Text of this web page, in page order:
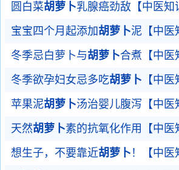
圆白菜胡萝卜乳腺癌劲敌【中医知
宝宝四个月起添加 胡萝卜泥【中医
冬季忌白萝卜与胡萝卜合煮【中医
冬季欲孕妇女忌多吃胡萝卜 【中医
苹果泥胡萝卜汤治婴儿腹泻【中医
天然胡萝卜素的抗氧化作用【中医
想生子，不要靠近胡萝卜 ！【中医